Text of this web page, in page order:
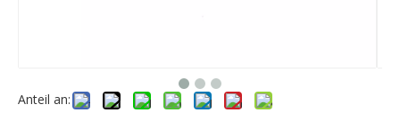
Anteil an: